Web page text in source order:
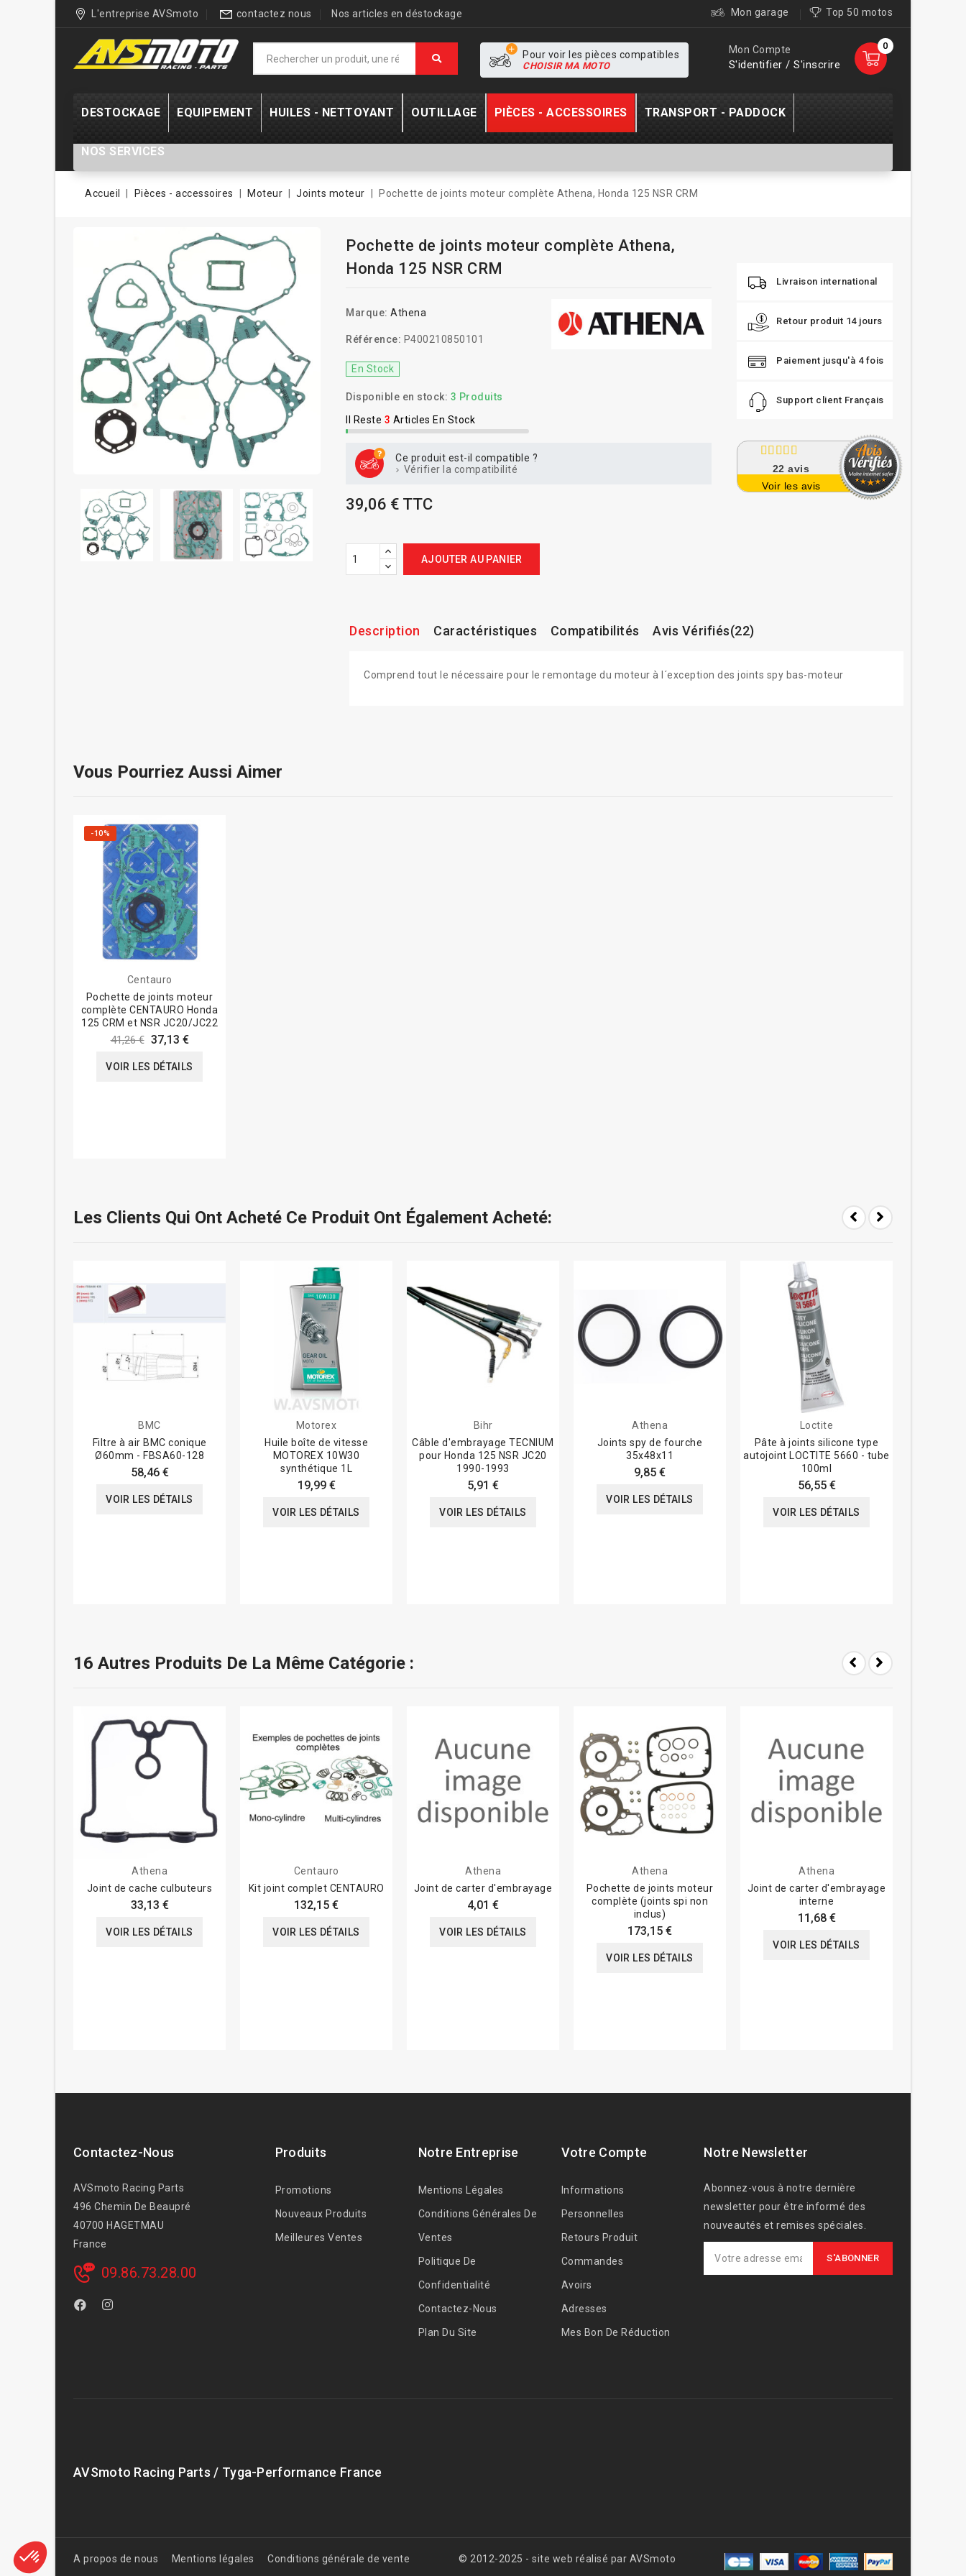
L'entreprise AVSmoto contactez nous Nos articles en déstockage Mon garage Top 50 motos
0
Mon Compte
S'identifier / S'inscrire
Pour voir les pièces compatibles
CHOISIR MA MOTO
DESTOCKAGE EQUIPEMENT HUILES - NETTOYANT OUTILLAGE PIÈCES - ACCESSOIRES TRANSPORT - PADDOCK
NOS SERVICES
Accueil Pièces - accessoires Moteur Joints moteur Pochette de joints moteur complète Athena, Honda 125 NSR CRM
Pochette de joints moteur complète Athena,
Honda 125 NSR CRM
Marque: Athena
Référence: P400210850101
En Stock
Disponible en stock: 3 Produits
Il Reste 3 Articles En Stock
Ce produit est-il compatible ?
Vérifier la compatibilité
39,06 € TTC
AJOUTER AU PANIER
Livraison international
Retour produit 14 jours
Paiement jusqu'à 4 fois
Support client Français
22avis
Voir les avis
Description Caractéristiques Compatibilités Avis Vérifiés(22)
Comprend tout le nécessaire pour le remontage du moteur à l´exception des joints spy bas-moteur
Vous Pourriez Aussi Aimer
-10%
Centauro
Pochette de joints moteur
complète CENTAURO Honda
125 CRM et NSR JC20/JC22
41,26 € 37,13 €
VOIR LES DÉTAILS
Les Clients Qui Ont Acheté Ce Produit Ont Également Acheté:
BMC
Filtre à air BMC conique
Ø60mm - FBSA60-128
58,46 €
VOIR LES DÉTAILS
Motorex
Huile boîte de vitesse
MOTOREX 10W30
synthétique 1L
19,99 €
VOIR LES DÉTAILS
Bihr
Câble d'embrayage TECNIUM
pour Honda 125 NSR JC20
1990-1993
5,91 €
VOIR LES DÉTAILS
Athena
Joints spy de fourche
35x48x11
9,85 €
VOIR LES DÉTAILS
Loctite
Pâte à joints silicone type
autojoint LOCTITE 5660 - tube
100ml
56,55 €
VOIR LES DÉTAILS
16 Autres Produits De La Même Catégorie :
Athena
Joint de cache culbuteurs
33,13 €
VOIR LES DÉTAILS
Centauro
Kit joint complet CENTAURO
132,15 €
VOIR LES DÉTAILS
Athena
Joint de carter d'embrayage
4,01 €
VOIR LES DÉTAILS
Athena
Pochette de joints moteur
complète (joints spi non
inclus)
173,15 €
VOIR LES DÉTAILS
Athena
Joint de carter d'embrayage
interne
11,68 €
VOIR LES DÉTAILS
Contactez-Nous
AVSmoto Racing Parts
496 Chemin De Beaupré
40700 HAGETMAU
France
09.86.73.28.00
Produits
Promotions
Nouveaux Produits
Meilleures Ventes
Notre Entreprise
Mentions Légales
Conditions Générales De
Ventes
Politique De
Confidentialité
Contactez-Nous
Plan Du Site
Votre Compte
Informations
Personnelles
Retours Produit
Commandes
Avoirs
Adresses
Mes Bon De Réduction
Notre Newsletter
Abonnez-vous à notre dernière
newsletter pour être informé des
nouveautés et remises spéciales.
AVSmoto Racing Parts / Tyga-Performance France
A propos de nous Mentions légales Conditions générale de vente © 2012-2025 - site web réalisé par AVSmoto